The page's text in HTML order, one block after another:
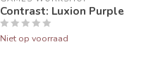
Contrast: Luxion Purple
Niet op voorraad